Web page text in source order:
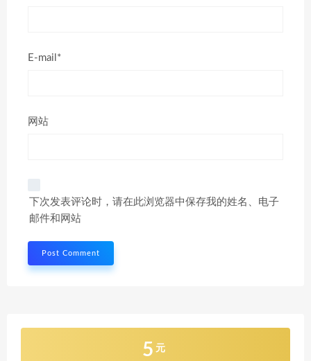
E-mail*
网站
下次发表评论时，请在此浏览器中保存我的姓名、电子
邮件和网站
5 元